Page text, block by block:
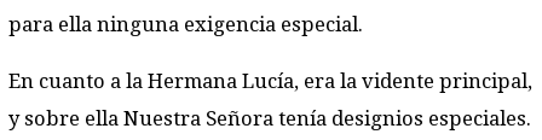
para ella ninguna exigencia especial.
En cuanto a la Hermana Lucía, era la vidente principal,
y sobre ella Nuestra Señora tenía designios especiales.